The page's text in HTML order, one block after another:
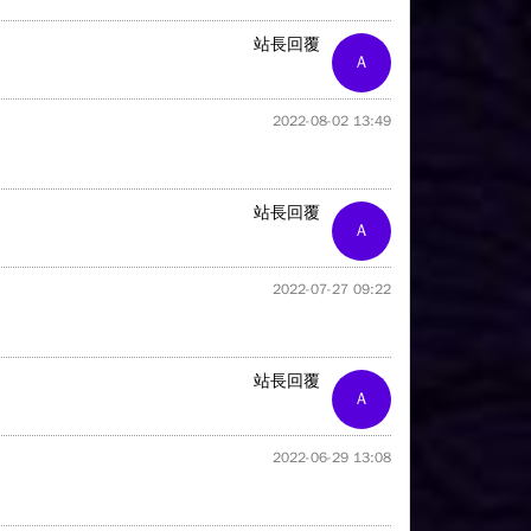
A
站長回覆
2022-08-02 13:49
A
站長回覆
2022-07-27 09:22
A
站長回覆
2022-06-29 13:08